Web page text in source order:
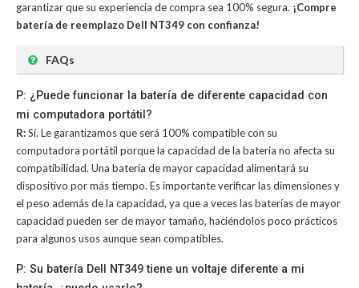
garantizar que su experiencia de compra sea 100% segura. ¡Compre
batería de reemplazo Dell NT349 con confianza!
FAQs
P: ¿Puede funcionar la batería de diferente capacidad con
mi computadora portátil?
R:Sí. Le garantizamos que será 100% compatible con su
computadora portátil porque la capacidad de la batería no afecta su
compatibilidad. Una batería de mayor capacidad alimentará su
dispositivo por más tiempo. Es importante verificar las dimensiones y
el peso además de la capacidad, ya que a veces las baterías de mayor
capacidad pueden ser de mayor tamaño, haciéndolos poco prácticos
para algunos usos aunque sean compatibles.
P: Su batería Dell NT349 tiene un voltaje diferente a mi